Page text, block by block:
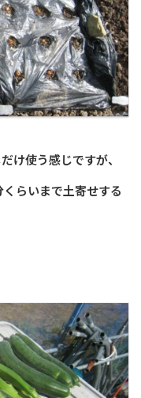
け使う感じですが、
らいまで土寄せする